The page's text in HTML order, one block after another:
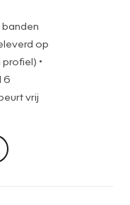
op
•
6
vrij